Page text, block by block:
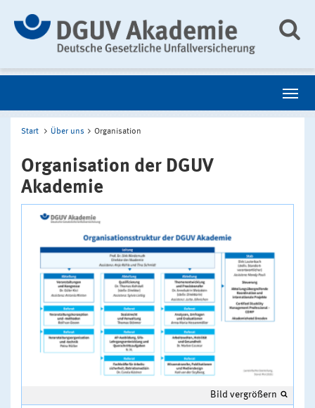
Start Über uns Organisation
Organisation der DGUV
Akademie
Bild vergrößern